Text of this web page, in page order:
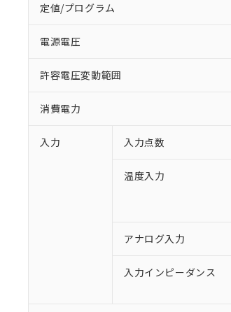
定値/プログラム
電源電圧
許容電圧変動範囲
消費電力
入力 入力点数
温度入力
アナログ入力
入力インピーダンス